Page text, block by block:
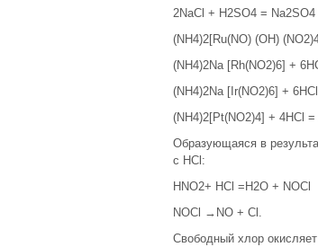
2NaCl + H2SO4 = Na2SO4
(NH4)2[Ru(NO) (OH)
(NH4)2Na [Rh(NO2)6] +
(NH4)2Na [Ir(NO2)6] +
(NH4)2[Pt(NO2)4] + 4HCl
Образующаяся в
с HCl:
HNO2+ HCl =H2O + NOCl
NOCl →NO + Cl.
Свободный хлор